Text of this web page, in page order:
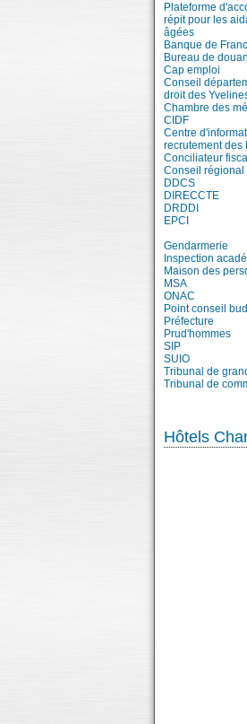
Plateforme
répit pour les
âgées
Banque de
Bureau de
Cap emploi
Conseil
droit des
Chambre des
CIDF
Centre
recrutement des
Conciliateur fiscal
Conseil régional
DDCS
DIRECCTE
DRDDI
EPCI
Gendarmerie
Inspection
Maison des
MSA
ONAC
Point conseil
Préfecture
Prud'hommes
SIP
SUIO
Tribunal de
Tribunal de
Hôtels